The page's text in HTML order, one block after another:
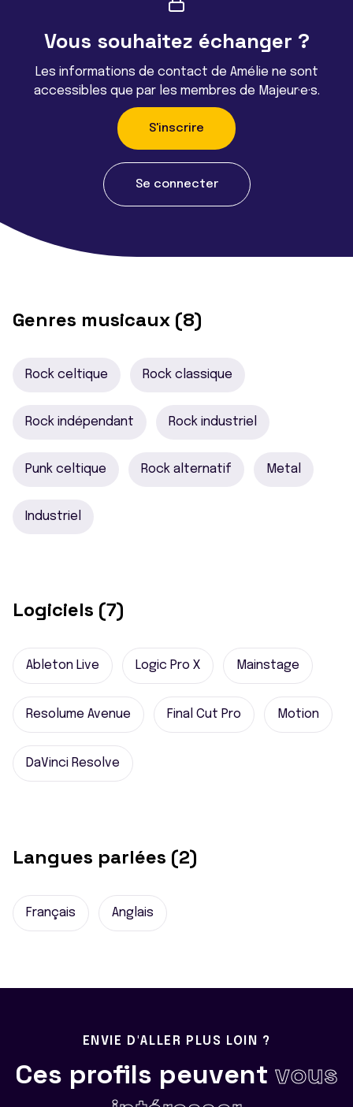
Vous souhaitez échanger ?
Les informations de contact de Amélie ne sont
accessibles que par les membres de Majeur·e·s.
S'inscrire
Se connecter
Genres musicaux (8)
Rock celtique Rock classique
Rock indépendant Rock industriel
Punk celtique Rock alternatif Metal
Industriel
Logiciels (7)
Ableton Live Logic Pro X Mainstage
Resolume Avenue Final Cut Pro Motion
DaVinci Resolve
Langues parlées (2)
Français Anglais
ENVIE D'ALLER PLUS LOIN ?
Ces profils peuvent vous